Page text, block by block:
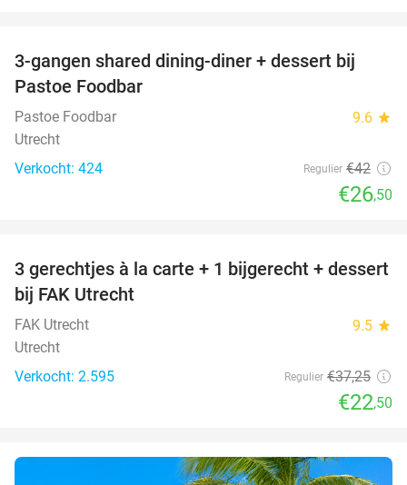
37%
3-gangen shared dining-diner + dessert bij
Pastoe Foodbar
Pastoe Foodbar 9.6 star
Utrecht
Verkocht: 424
Regulier €42
€26,50
40%
3 gerechtjes à la carte + 1 bijgerecht + dessert
bij FAK Utrecht
FAK Utrecht 9.5 star
Utrecht
Verkocht: 2.595
Regulier €37,25
€22,50